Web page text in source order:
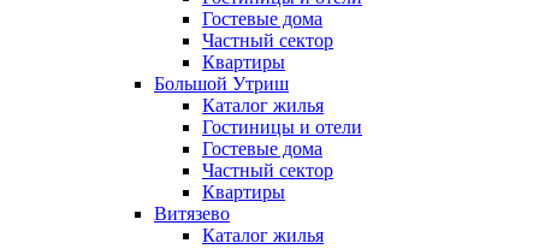
Гостевые дома
Частный сектор
Квартиры
Большой Утриш
Каталог жилья
Гостиницы и отели
Гостевые дома
Частный сектор
Квартиры
Витязево
Каталог жилья